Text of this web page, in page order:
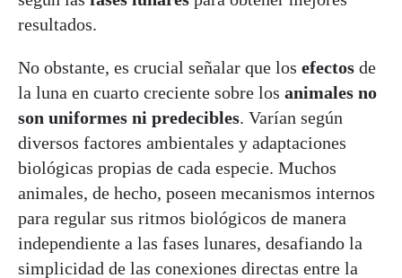
resultados.
No obstante, es crucial señalar que los efectos de
la luna en cuarto creciente sobre los animales no
son uniformes ni predecibles. Varían según
diversos factores ambientales y adaptaciones
biológicas propias de cada especie. Muchos
animales, de hecho, poseen mecanismos internos
para regular sus ritmos biológicos de manera
independiente a las fases lunares, desafiando la
simplicidad de las conexiones directas entre la